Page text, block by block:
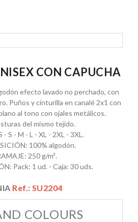
CON CAPUCHA
efecto lavado no perchado, con
Puños y cinturilla en canalé 2x1 con
al tono con ojales metálicos.
del mismo tejido.
- S - M - L - XL - 2XL - 3XL.
100% algodón.
250 g/m².
Pack: 1 ud. - Caja: 30 uds.
Ref.: SU2204
COLOURS